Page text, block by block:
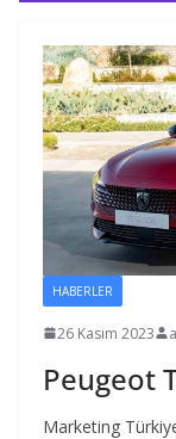
HABERLER
26 Kasım 2023
Peugeot
Marketing